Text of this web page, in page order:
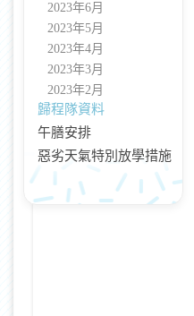
2023年6月
2023年5月
2023年4月
2023年3月
2023年2月
歸程隊資料
午膳安排
惡劣天氣特別放學措施